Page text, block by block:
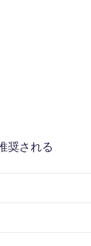
奨される